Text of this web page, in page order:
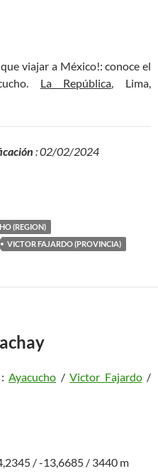
viajar a México!: conoce el
La República, Lima,
: 02/02/2024
(REGION)
VICTOR FAJARDO (PROVINCIA)
: Ayacucho / Victor Fajardo/
/ -13,6685 / 3440 m